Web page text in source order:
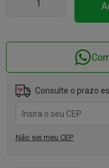
Consulte o prazo
Não sei meu CEP